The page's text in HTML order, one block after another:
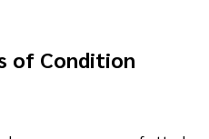
of Condition